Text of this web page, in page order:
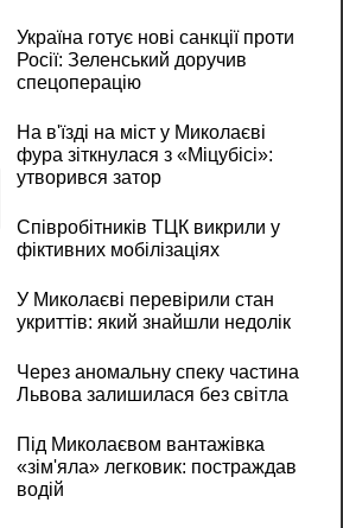
Україна готує нові санкції проти
Росії: Зеленський доручив
спецоперацію
На в'їзді на міст у Миколаєві
фура зіткнулася з «Міцубісі»:
утворився затор
Співробітників ТЦК викрили у
фіктивних мобілізаціях
У Миколаєві перевірили стан
укриттів: який знайшли недолік
Через аномальну спеку частина
Львова залишилася без світла
Під Миколаєвом вантажівка
«зім'яла» легковик: постраждав
водій